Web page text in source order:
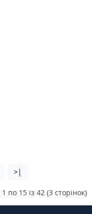
>|
по 15 із 42 (3 сторінок)